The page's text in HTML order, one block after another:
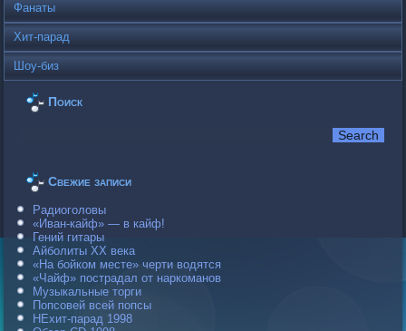
Фанаты
Хит-парад
Шоу-биз
Поиск
Свежие записи
Радиоголовы
«Иван-кайф» — в кайф!
Гений гитары
Айболиты ХХ века
«На бойком месте» черти водятся
«Чайф» пострадал от наркоманов
Музыкальные торги
Попсовей всей попсы
НЕхит-парад 1998